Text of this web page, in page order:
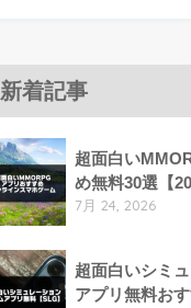
新着記事
超面白い
め無料30選【
7月 24, 2026
超面白いシミ
アプリ無料おす